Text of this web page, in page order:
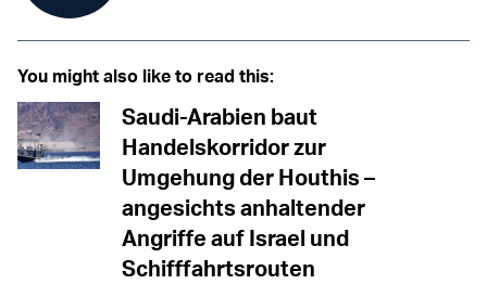
You might also like to read this:
Saudi-Arabien baut
Handelskorridor zur
Umgehung der Houthis –
angesichts anhaltender
Angriffe auf Israel und
Schifffahrtsrouten